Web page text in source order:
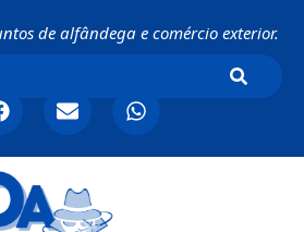
de alfândega e comércio exterior.